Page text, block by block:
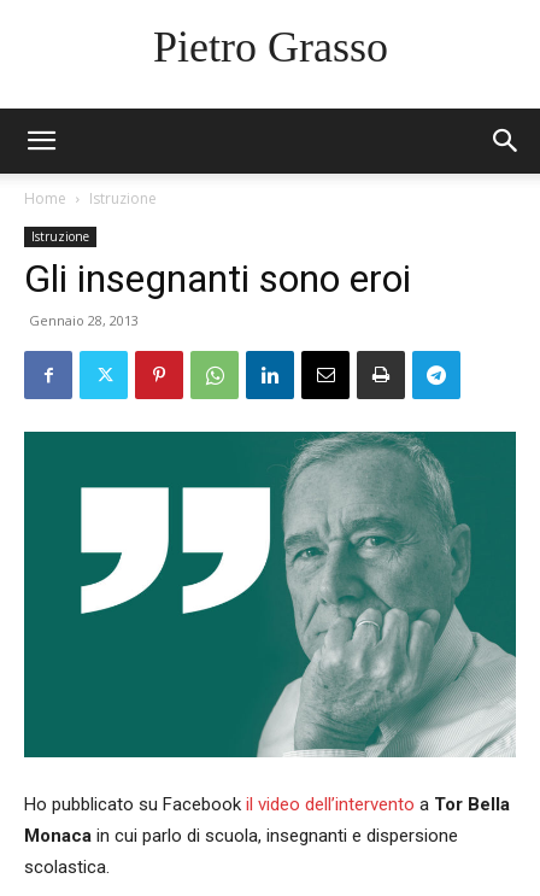
Pietro Grasso
Home Istruzione
Istruzione
Gli insegnanti sono eroi
Gennaio 28, 2013
Ho pubblicato su Facebook il video dell’intervento a Tor Bella
Monaca in cui parlo di scuola, insegnanti e dispersione
scolastica.